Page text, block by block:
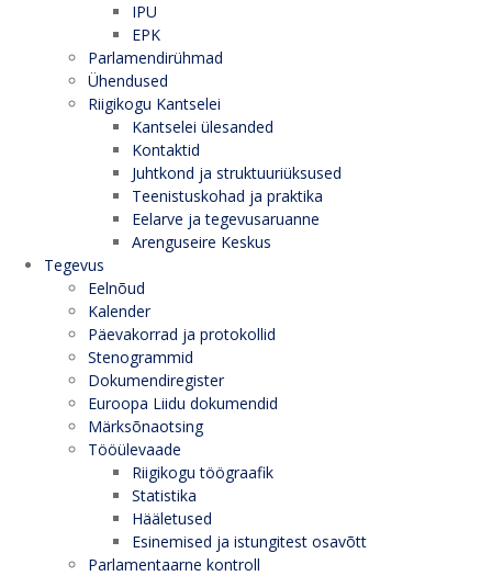
IPU
EPK
Parlamendirühmad
Ühendused
Riigikogu Kantselei
Kantselei ülesanded
Kontaktid
Juhtkond ja struktuuriüksused
Teenistuskohad ja praktika
Eelarve ja tegevusaruanne
Arenguseire Keskus
Tegevus
Eelnõud
Kalender
Päevakorrad ja protokollid
Stenogrammid
Dokumendiregister
Euroopa Liidu dokumendid
Märksõnaotsing
Tööülevaade
Riigikogu töögraafik
Statistika
Hääletused
Esinemised ja istungitest osavõtt
Parlamentaarne kontroll